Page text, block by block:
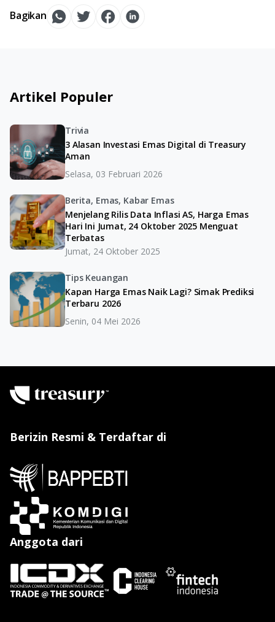
Bagikan
Artikel Populer
Trivia
3 Alasan Investasi Emas Digital di Treasury
Aman
Selasa, 03 Februari 2026
Berita, Emas, Kabar Emas
Menjelang Rilis Data Inflasi AS, Harga Emas
Hari Ini Jumat, 24 Oktober 2025 Menguat
Terbatas
Jumat, 24 Oktober 2025
Tips Keuangan
Kapan Harga Emas Naik Lagi? Simak Prediksi
Terbaru 2026
Senin, 04 Mei 2026
Berizin Resmi & Terdaftar di
Anggota dari